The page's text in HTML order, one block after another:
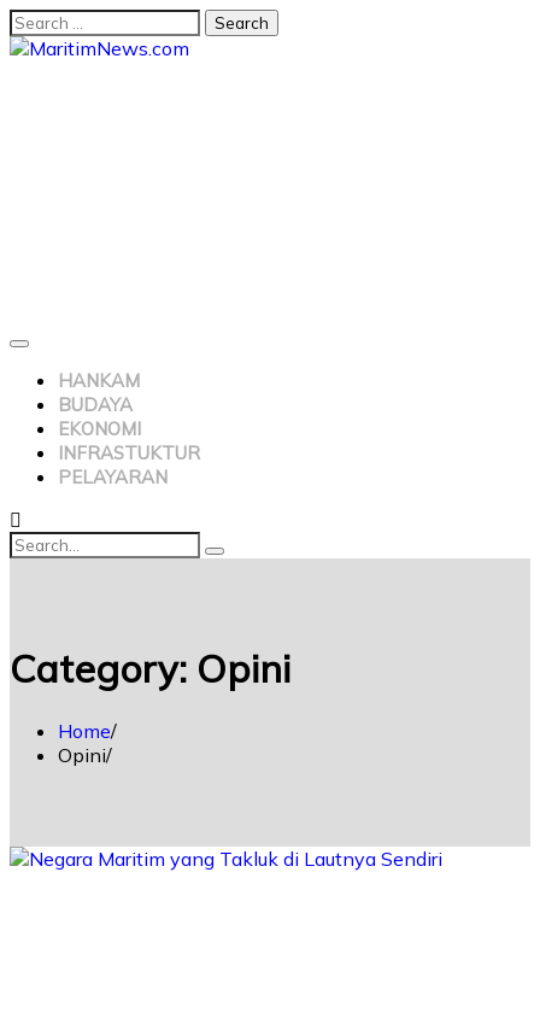
HANKAM
BUDAYA
EKONOMI
INFRASTUKTUR
PELAYARAN
Category: Opini
Home
Opini